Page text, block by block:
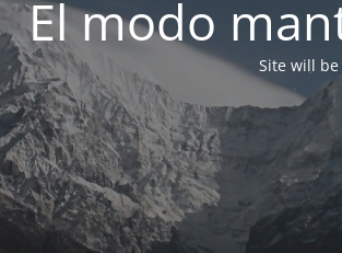
El modo
Site will